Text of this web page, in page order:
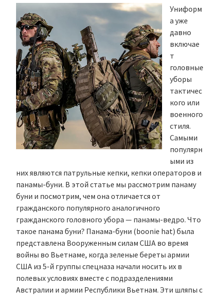
Униформ
а уже
давно
включае
т
головные
уборы
тактичес
кого или
военного
стиля.
Самыми
популярн
ыми из
них являются патрульные кепки, кепки операторов и
панамы-буни. В этой статье мы рассмотрим панаму
буни и посмотрим, чем она отличается от
гражданского популярного аналогичного
гражданского головного убора — панамы-ведро. Что
такое панама буни? Панама-буни (boonie hat) была
представлена Вооруженным силам США во время
войны во Вьетнаме, когда зеленые береты армии
США из 5-й группы спецназа начали носить их в
полевых условиях вместе с подразделениями
Австралии и армии Республики Вьетнам. Эти шляпы с